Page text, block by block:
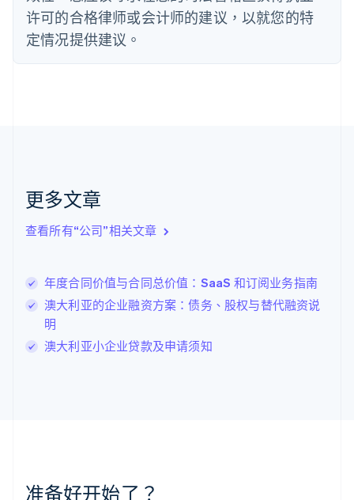
许可的合格律师或会计师的建议，以就您的特
定情况提供建议。
更多文章
查看所有“公司”相关文章
年度合同价值与合同总价值：SaaS 和订阅业务指南
澳大利亚的企业融资方案：债务、股权与替代融资说
明
澳大利亚小企业贷款及申请须知
准备好开始了？
法国
FrançaisEnglish
芬兰
EnglishSvenska
English Italiano
拉脱维亚
立陶宛
DeutschEnglish
卢森堡
Français Deutsch English
罗马尼亚
English
挪威